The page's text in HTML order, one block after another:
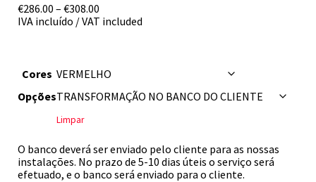
€286.00 – €308.00
range:
IVA incluído / VAT included
Cores
Opções
Limpar
O banco deverá ser enviado pelo cliente para as nossas
instalações. No prazo de 5-10 dias úteis o serviço será
efetuado, e o banco será enviado para o cliente.